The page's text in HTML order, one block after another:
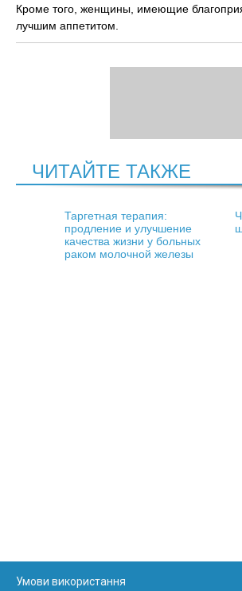
Кроме того, женщины, имеющие
лучшим аппетитом.
ЧИТАЙТЕ ТАКЖЕ
Таргетная терапия:
продление и улучшение
качества жизни у больных
раком молочной железы
Умови використання